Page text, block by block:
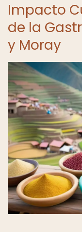
Impacto
de la
y Moray